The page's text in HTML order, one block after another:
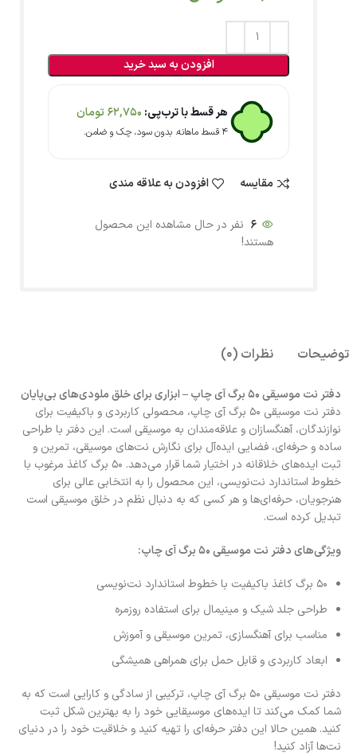
افزودن به سبد خرید
هر قسط با ترب‌پی: 62,750تومان
۴ قسط ماهانه. بدون سود، چک و ضامن.
مقایسه افزودن به علاقه مندی
6 نفر در حال مشاهده این محصول
هستند!
توضیحات نظرات (0)
دفتر نت موسیقی 50 برگ آی چاپ – ابزاری برای خلق ملودی‌های بی‌پایان
دفتر نت موسیقی 50 برگ آی چاپ، محصولی کاربردی و باکیفیت برای
نوازندگان، آهنگسازان و علاقه‌مندان به موسیقی است. این دفتر با طراحی
ساده و حرفه‌ای، فضایی ایده‌آل برای نگارش نت‌های موسیقی، تمرین و
ثبت ایده‌های خلاقانه در اختیار شما قرار می‌دهد. 50 برگ کاغذ مرغوب با
خطوط استاندارد نت‌نویسی، این محصول را به انتخابی عالی برای
هنرجویان، حرفه‌ای‌ها و هر کسی که به دنبال نظم در خلق موسیقی است
تبدیل کرده است.
ویژگی‌های دفتر نت موسیقی 50 برگ آی چاپ:
50 برگ کاغذ باکیفیت با خطوط استاندارد نت‌نویسی
طراحی جلد شیک و مینیمال برای استفاده روزمره
مناسب برای آهنگسازی، تمرین موسیقی و آموزش
ابعاد کاربردی و قابل حمل برای همراهی همیشگی
دفتر نت موسیقی 50 برگ آی چاپ، ترکیبی از سادگی و کارایی است که به
شما کمک می‌کند تا ایده‌های موسیقایی خود را به بهترین شکل ثبت
کنید. همین حالا این دفتر حرفه‌ای را تهیه کنید و خلاقیت خود را در دنیای
نت‌ها آزاد کنید!